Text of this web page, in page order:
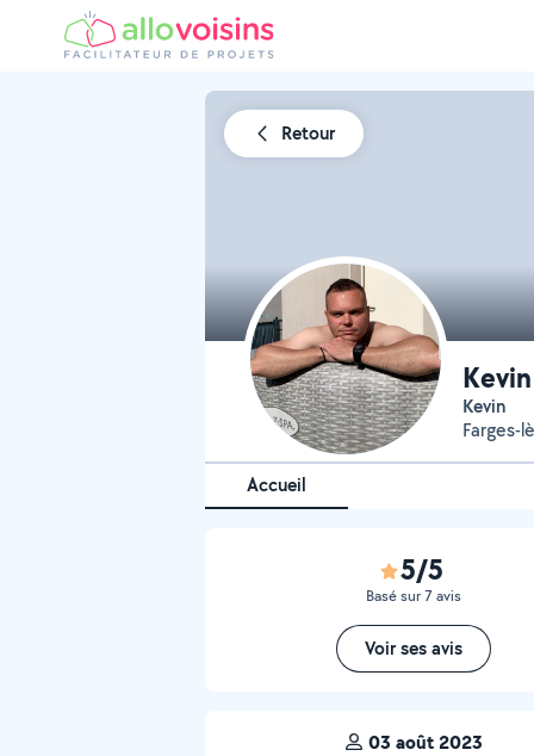
Retour
Kevin
Farges-
Accueil
5/5
Basé sur 7 avis
Voir ses avis
03 août 2023